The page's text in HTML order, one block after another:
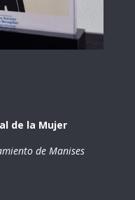
de la Mujer
de Manises